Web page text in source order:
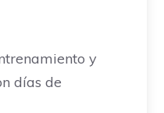
y
días de